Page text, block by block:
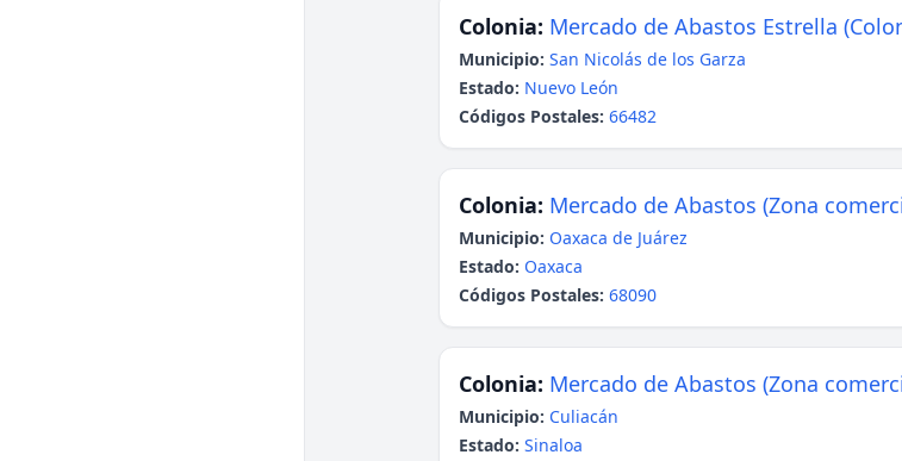
Colonia: Mercado de Abastos Estrella
Municipio: San Nicolás de los Garza
Estado: Nuevo León
Códigos Postales: 66482
Colonia: Mercado de Abastos (Zona
Municipio: Oaxaca de Juárez
Estado: Oaxaca
Códigos Postales: 68090
Colonia: Mercado de Abastos (Zona
Municipio: Culiacán
Estado: Sinaloa